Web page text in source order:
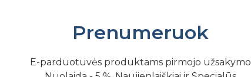
Prenumeruok
E-parduotuvės produktams pirmojo užsakymo